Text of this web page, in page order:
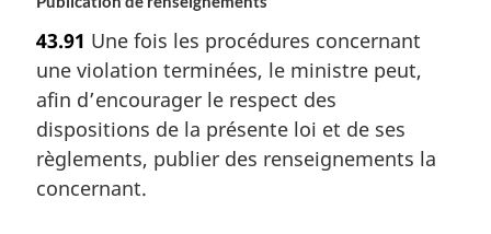
43.91 Une fois les procédures concernant
une violation terminées, le ministre peut,
afin d’encourager le respect des
dispositions de la présente loi et de ses
règlements, publier des renseignements la
concernant.